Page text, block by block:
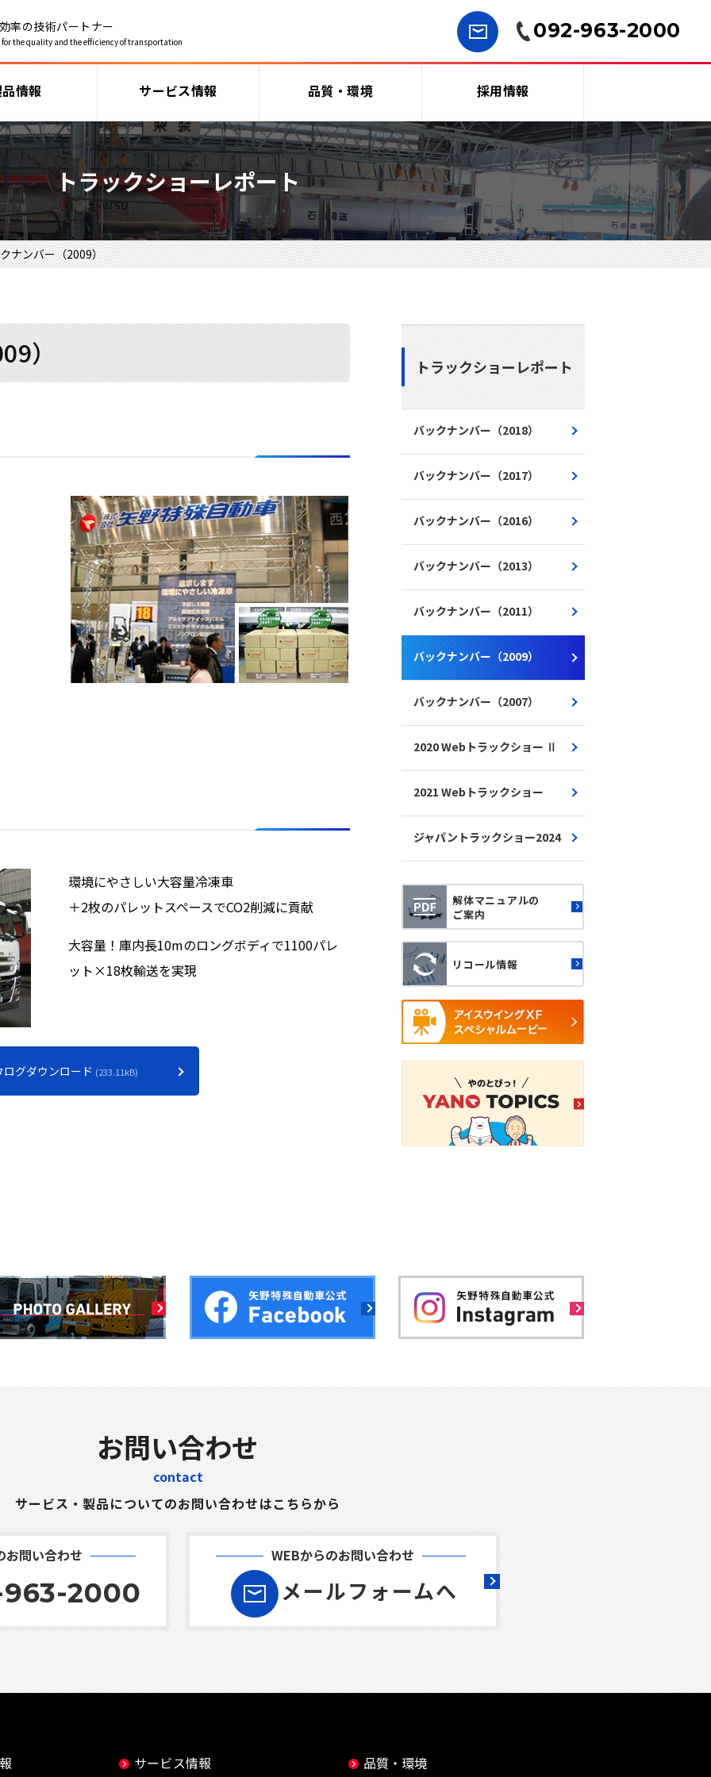
率の技術パートナー
the quality and the efficiency of transportation 092-963-2000
情報 サービス情報 品質・環境 採用情報
トラックショーレポート
ナンバー（2009）
）
環境にやさしい大容量冷凍車
＋2枚のパレットスペースでCO2削減に貢献
大容量！庫内長10mのロングボディで1100パレ
ット×18枚輸送を実現
ログダウンロード 233.11kB
トラックショーレポート
バックナンバー（2018）
バックナンバー（2017）
バックナンバー（2016）
バックナンバー（2013）
バックナンバー（2011）
バックナンバー（2009）
バックナンバー（2007）
2020 Webトラックショー Ⅱ
2021 Webトラックショー
ジャパントラックショー2024
解体マニュアルの
ご案内
リコール情報
お問い合わせ
contact
サービス・製品についてのお問い合わせはこちらから
お問い合わせ
2000
WEBからのお問い合わせ
メールフォームへ
サービス情報 品質・環境